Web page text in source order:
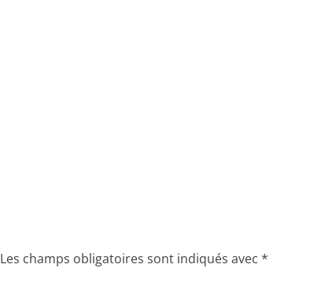
Les champs obligatoires sont indiqués avec *